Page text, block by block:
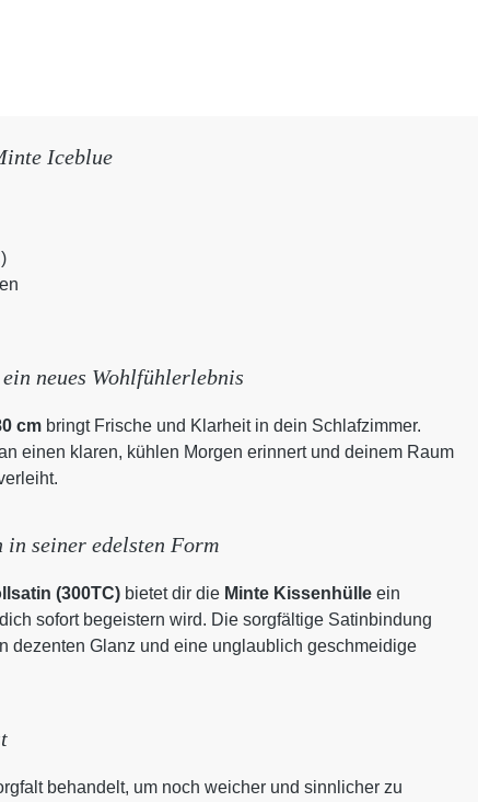
Iceblue
neues Wohlfühlerlebnis
cm bringt Frische und Klarheit in dein Schlafzimmer.
einen klaren, kühlen Morgen erinnert und deinem Raum
seiner edelsten Form
(300TC) bietet dir die Minte Kissenhülle ein
sofort begeistern wird. Die sorgfältige Satinbindung
dezenten Glanz und eine unglaublich geschmeidige
behandelt, um noch weicher und sinnlicher zu